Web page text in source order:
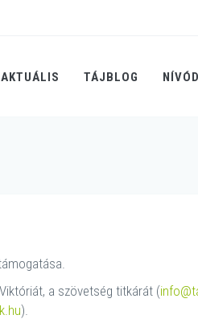
AKTUÁLIS TÁJBLOG
a szövetség titkárát (
).